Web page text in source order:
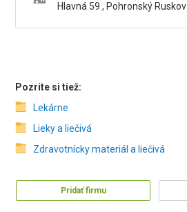
Hlavná 59 , Pohronský Ruskov
Pozrite si tiež:
Lekárne
Lieky a liečivá
Zdravotnícky materiál a liečivá
Pridať firmu